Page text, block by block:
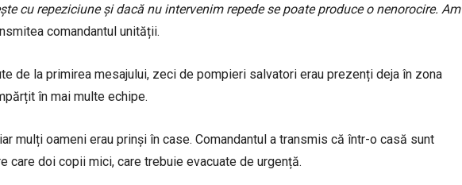
cu repeziciune și dacă nu intervenim repede se poate produce o nenorocire. Am
comandantul unității.
de la primirea mesajului, zeci de pompieri salvatori erau prezenți deja în zona
în mai multe echipe.
mulți oameni erau prinși în case. Comandantul a transmis că într-o casă sunt
care doi copii mici, care trebuie evacuate de urgență.